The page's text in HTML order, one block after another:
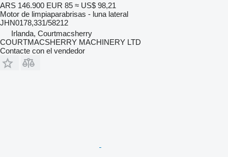
ARS 146.900 EUR 85 ≈ US$ 98,21
Motor de limpiaparabrisas - luna lateral
JHN0178,331/58212
Irlanda, Courtmacsherry
COURTMACSHERRY MACHINERY LTD
Contacte con el vendedor